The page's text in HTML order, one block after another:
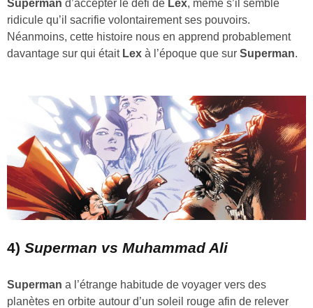
Superman d’accepter le défi de Lex, même s’il semble
ridicule qu’il sacrifie volontairement ses pouvoirs.
Néanmoins, cette histoire nous en apprend probablement
davantage sur qui était Lex à l’époque que sur Superman.
4) Superman vs Muhammad Ali
Superman a l’étrange habitude de voyager vers des
planètes en orbite autour d’un soleil rouge afin de relever